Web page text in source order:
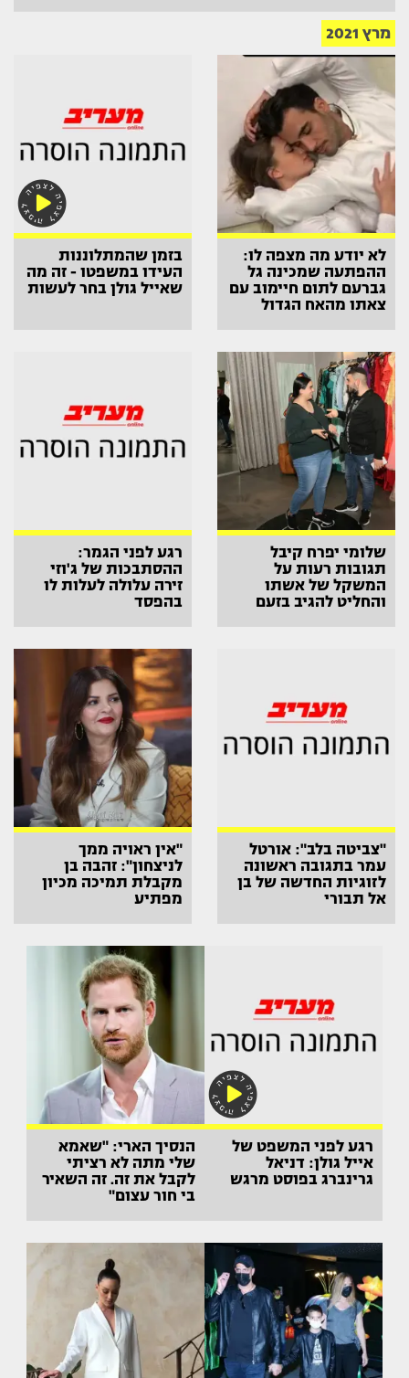
מרץ 2021
לא יודע מה מצפה לו:
ההפתעה שמכינה גל
גברעם לתום חיימוב עם
צאתו מהאח הגדול
בזמן שהמתלוננות
העידו במשפטו - זה מה
שאייל גולן בחר לעשות
שלומי יפרח קיבל
תגובות רעות על
המשקל של אשתו
והחליט להגיב בזעם
רגע לפני הגמר:
ההסתבכות של ג'וזי
זירה עלולה לעלות לו
בהפסד
"צביטה בלב": אורטל
עמר בתגובה ראשונה
לזוגיות החדשה של בן
אל תבורי
"אין ראויה ממך
לניצחון": זהבה בן
מקבלת תמיכה מכיון
מפתיע
רגע לפני המשפט של
אייל גולן: דניאל
גרינברג בפוסט מרגש
הנסיך הארי: "שאמא
שלי מתה לא רציתי
לקבל את זה. זה השאיר
בי חור עצום"